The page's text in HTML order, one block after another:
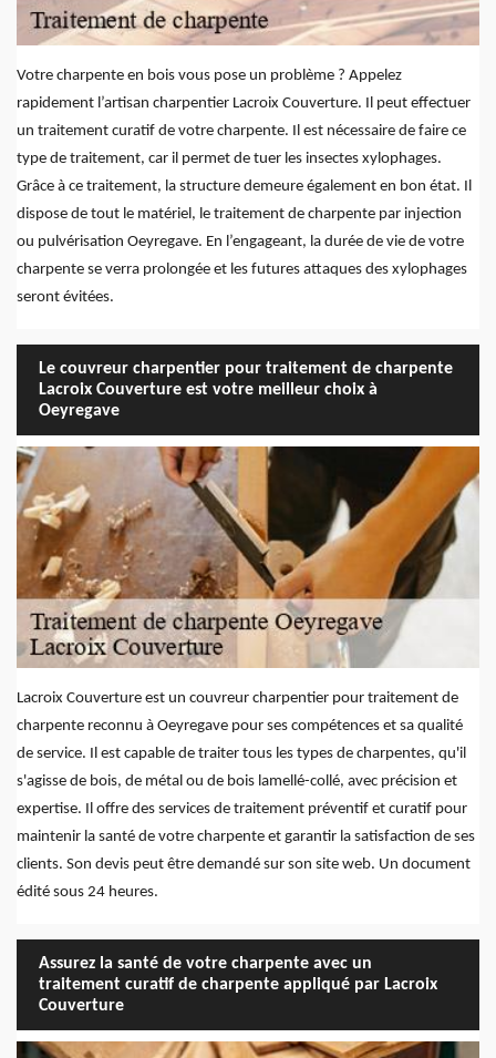
Votre charpente en bois vous pose un problème ? Appelez
rapidement l’artisan charpentier Lacroix Couverture. Il peut effectuer
un traitement curatif de votre charpente. Il est nécessaire de faire ce
type de traitement, car il permet de tuer les insectes xylophages.
Grâce à ce traitement, la structure demeure également en bon état. Il
dispose de tout le matériel, le traitement de charpente par injection
ou pulvérisation Oeyregave. En l’engageant, la durée de vie de votre
charpente se verra prolongée et les futures attaques des xylophages
seront évitées.
Le couvreur charpentier pour traitement de charpente
Lacroix Couverture est votre meilleur choix à
Oeyregave
Lacroix Couverture est un couvreur charpentier pour traitement de
charpente reconnu à Oeyregave pour ses compétences et sa qualité
de service. Il est capable de traiter tous les types de charpentes, qu'il
s'agisse de bois, de métal ou de bois lamellé-collé, avec précision et
expertise. Il offre des services de traitement préventif et curatif pour
maintenir la santé de votre charpente et garantir la satisfaction de ses
clients. Son devis peut être demandé sur son site web. Un document
édité sous 24 heures.
Assurez la santé de votre charpente avec un
traitement curatif de charpente appliqué par Lacroix
Couverture